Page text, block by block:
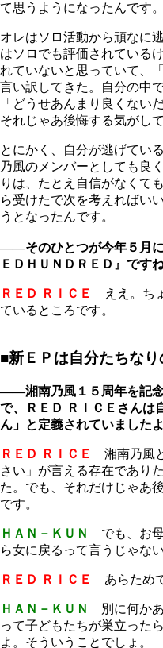
て思うようになったんです。
オレはソロ活動から頑なに
はソロでも評価されている
れていないと思っていて、
言い訳してきた。自分の中
「どうせあんまり良くない
それじゃあ後悔する気がして
とにかく、自分が逃げてい
乃風のメンバーとしても良
りは、たとえ自信がなくて
ら受けたで次を考えればい
うとなったんです。
――そのひとつが今年５月
ＥＤＨＵＮＤＲＥＤ』ですね
ＲＥＤ ＲＩＣＥ
ええ。ち
ているところです。
■新ＥＰは自分たちな
――湘南乃風１５周年を記
で、ＲＥＤ ＲＩＣＥさんは
ん」と定義されていましたよ
ＲＥＤ ＲＩＣＥ
湘南乃風
さい」が言える存在であり
た。でも、それだけじゃあ
です。
ＨＡＮ－ＫＵＮ
でも、お
ら女に戻るって言うじゃな
ＲＥＤ ＲＩＣＥ あらため
ＨＡＮ－ＫＵＮ
別に何か
って子どもたちが巣立った
よ。そういうことでしょ。